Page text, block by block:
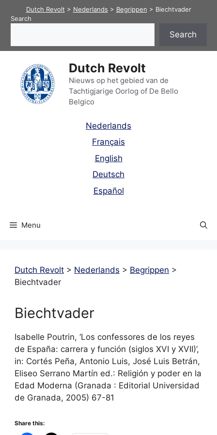
Dutch Revolt > Nederlands > Begrippen > Biechtvader
Search
Search
Dutch Revolt
Nieuws op het gebied van de
Tachtigjarige Oorlog of De Bello
Belgico
Nederlands
Français
English
Deutsch
Español
Menu
Dutch Revolt > Nederlands > Begrippen >
Biechtvader
Biechtvader
Isabelle Poutrin, ‘Los confessores de los reyes
de España: carrera y función (siglos XVI y XVII)’,
in: Cortés Peña, Antonio Luis, José Luis Betrán,
Eliseo Serrano Martín ed.: Religión y poder en la
Edad Moderna (Granada : Editorial Universidad
de Granada, 2005) 67-81
Share this: